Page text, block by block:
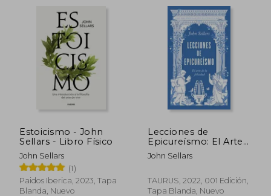
45%
dcto. $ 25.66
45%
dcto. $
Estoicismo - John
Sellars - Libro Físico
John Sellars
(1)
Paidos Iberica, 2023, Tapa
Blanda, Nuevo
Lecciones de
Epicureísmo: El Arte
de la Felicidad
(Filosofía)
John Sellars
TAURUS, 2022, 001 Edición,
Tapa Blanda, Nuevo